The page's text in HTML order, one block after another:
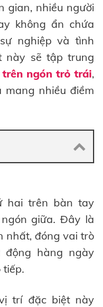
gian, nhiều người
không ẩn chứa
nghiệp và tình
này sẽ tập trung
trên ngón trỏ trái,
nhiều điềm
hai trên bàn tay
giữa. Đây là
nhất, đóng vai trò
động hàng ngày
trí đặc biệt này